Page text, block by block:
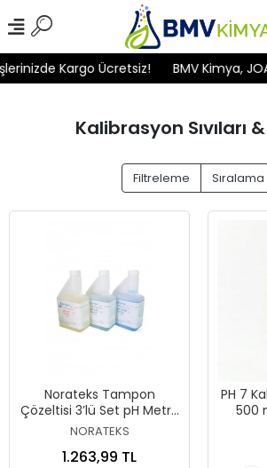
Kargo Ücretsiz! BMV Kimya,
Kalibrasyon Sıvıları
Filtreleme Sıralama
Norateks Tampon
Çözeltisi 3’lü Set pH Metre
Kalibrasyon Sıvısı – pH 4.01
NORATEKS
1.263,99 TL
PH 7
500